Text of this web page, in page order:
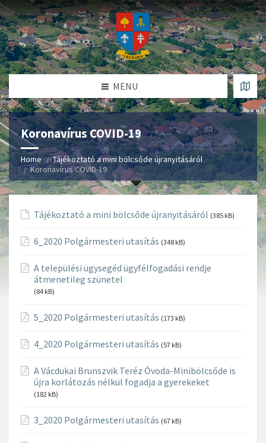
MENU
Koronavírus COVID-19
Home
Tájékoztató a mini bölcsőde újranyitásáról
Koronavírus COVID-19
Tájékoztató a mini bölcsőde újranyitásáról (385 kB)
6_2020 Polgármesteri utasítás (348 kB)
A települési ügysegéd ügyfélfogadási rendje
átmenetileg szünetel
(84 kB)
5_2020 Polgármesteri utasítás (173 kB)
4_2020 Polgármesteri utasítás (57 kB)
A Vácdukai Brunszvik Teréz Óvoda-Minibölcsőde is
újra korlátozás nélkül fogadja a gyerekeket
(182 kB)
3_2020 Polgármesteri utasítás (67 kB)